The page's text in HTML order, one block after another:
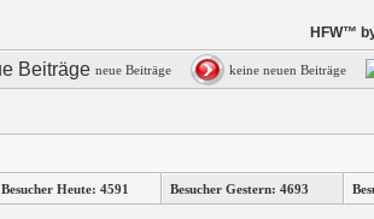
HFW™
neue Beiträge keine neuen Beiträge
Besucher Heute: 4591 Besucher Gestern: 4693